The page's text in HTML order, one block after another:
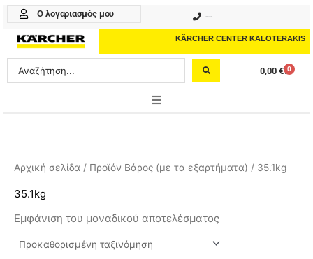
Μετάβαση
περιεχόμενο
Ο λογαριασμός μου
KÄRCHER CENTER KALOTERAKIS
Search
...
0,00 € 0
Cart
PROFESSIONAL
ΑΞΕΣΟΥΑΡ
ΚΑΘΑΡΙΣΤΙΚΑ
Αρχική σελίδα / Προϊόν Βάρος (με τα εξαρτήματα) / 35.1kg
35.1kg
Εμφάνιση του μοναδικού αποτελέσματος